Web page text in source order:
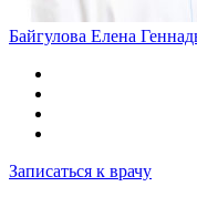
Байгулова Елена
Записаться к врачу